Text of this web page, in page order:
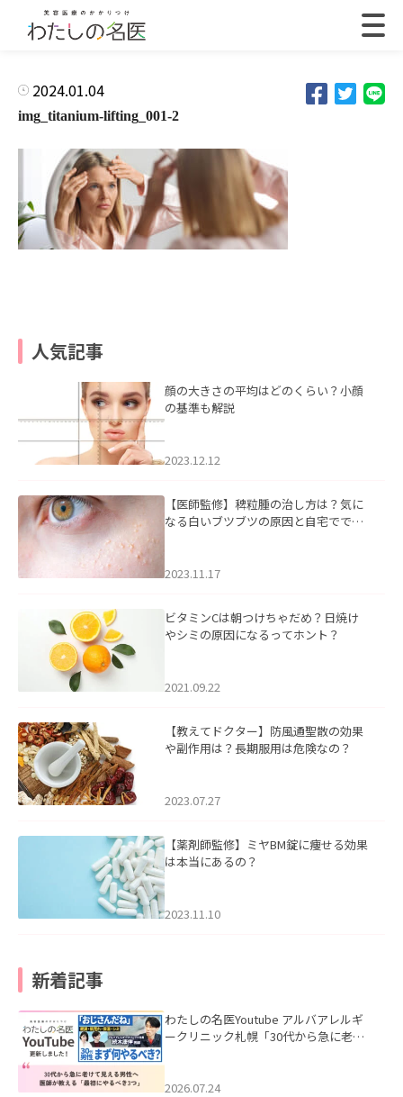
2024.01.04
img_titanium-lifting_001-2
人気記事
顔の大きさの平均はどのくらい？小顔
の基準も解説
2023.12.12
【医師監修】稗粒腫の治し方は？気に
なる白いブツブツの原因と自宅ででき
2023.11.17
ビタミンCは朝つけちゃだめ？日焼け
やシミの原因になるってホント？
2021.09.22
【教えてドクター】防風通聖散の効果
や副作用は？長期服用は危険なの？
2023.07.27
【薬剤師監修】ミヤBM錠に痩せる効果
は本当にあるの？
2023.11.10
新着記事
わたしの名医Youtube アルバアレルギ
ークリニック札幌「30代から急に老け
た。
2026.07.24